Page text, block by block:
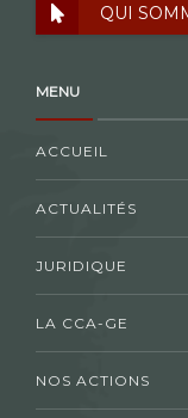
QUI
MENU
ACCUEIL
ACTUALITÉS
JURIDIQUE
LA CCA-GE
NOS ACTIONS